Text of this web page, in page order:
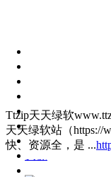
Ttzip天天绿软
天天绿软站（https://
快、资源全，是 ...